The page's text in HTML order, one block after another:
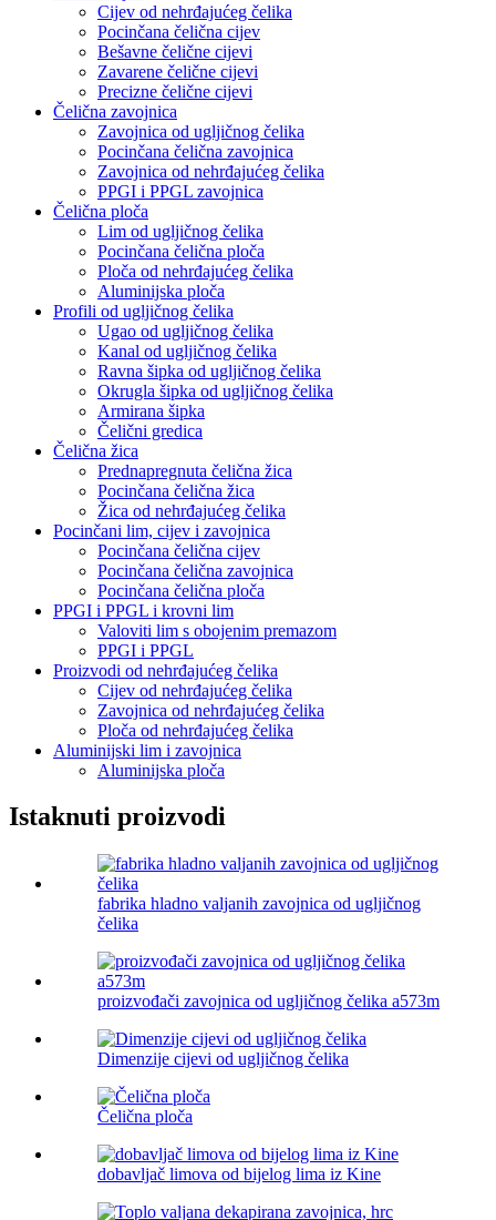
Cijev od nehrđajućeg čelika
Pocinčana čelična cijev
Bešavne čelične cijevi
Zavarene čelične cijevi
Precizne čelične cijevi
Čelična zavojnica
Zavojnica od ugljičnog čelika
Pocinčana čelična zavojnica
Zavojnica od nehrđajućeg čelika
PPGI i PPGL zavojnica
Čelična ploča
Lim od ugljičnog čelika
Pocinčana čelična ploča
Ploča od nehrđajućeg čelika
Aluminijska ploča
Profili od ugljičnog čelika
Ugao od ugljičnog čelika
Kanal od ugljičnog čelika
Ravna šipka od ugljičnog čelika
Okrugla šipka od ugljičnog čelika
Armirana šipka
Čelični gredica
Čelična žica
Prednapregnuta čelična žica
Pocinčana čelična žica
Žica od nehrđajućeg čelika
Pocinčani lim, cijev i zavojnica
Pocinčana čelična cijev
Pocinčana čelična zavojnica
Pocinčana čelična ploča
PPGI i PPGL i krovni lim
Valoviti lim s obojenim premazom
PPGI i PPGL
Proizvodi od nehrđajućeg čelika
Cijev od nehrđajućeg čelika
Zavojnica od nehrđajućeg čelika
Ploča od nehrđajućeg čelika
Aluminijski lim i zavojnica
Aluminijska ploča
Istaknuti proizvodi
fabrika hladno valjanih zavojnica od ugljičnog
čelika
proizvođači zavojnica od ugljičnog čelika a573m
Dimenzije cijevi od ugljičnog čelika
Čelična ploča
dobavljač limova od bijelog lima iz Kine